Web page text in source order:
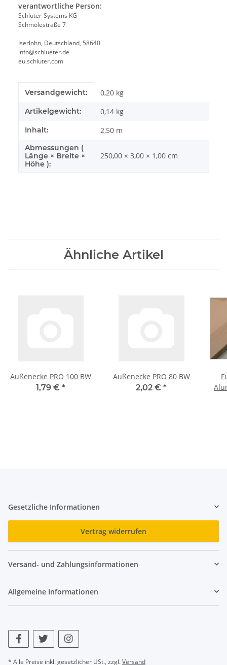
verantwortliche Person:
Schlüter-Systems KG
Schmölestraße 7
Iserlohn, Deutschland, 58640
info@schlueter.de
eu.schluter.com
Produkteigenschaft
Wert
Versandgewicht: 0,20 kg
Artikelgewicht: 0,14 kg
Inhalt: 2,50 m
Abmessungen (
Länge × Breite ×
Höhe ):
250,00 × 3,00 × 1,00 cm
Ähnliche Artikel
Außenecke PRO 100 BW
1,79 € *
Außenecke PRO 80 BW
2,02 € *
Gesetzliche Informationen
Vertrag widerrufen
Versand- und Zahlungsinformationen
Allgemeine Informationen
* Alle Preise inkl. gesetzlicher USt., zzgl.Versand